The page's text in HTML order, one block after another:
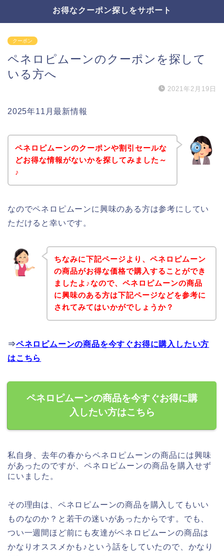
お得なクーポン探しをサポート
クーポン
ペネロピムーンのクーポンを探して
いる方へ
2021年2月19日
2025年11月最新情報
ペネロピムーンのクーポンや割引セールな
どお得な情報がないかを探してみました～
♪
なのでペネロピムーンに興味のある方は参考にしてい
ただけると幸いです。
ちなみに下記ページより、ペネロピムーン
の商品がお得な価格で購入することができ
ましたよ♪なので、ペネロピムーンの商品
に興味のある方は下記ページなどを参考に
されてみてはいかがでしょうか？
⇒ペネロピムーンの商品を今すぐお得に購入したい方
はこちら
ペネロピムーンの商品を今すぐお得に購
入したい方はこちら
私自身、去年の春からペネロピムーンの商品には興味
があったのですが、ペネロピムーンの商品を購入せず
にいました。
その理由は、ペネロピムーンの商品を購入してもいい
ものなのか？と若干の迷いがあったからです。でも、
つい一週間ほど前にも友達がペネロピムーンの商品は
かなりオススメかも♪という話をしていたので、かなり